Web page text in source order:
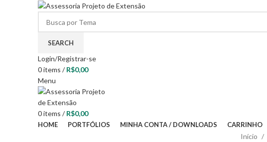
SEARCH
Login/Registrar-se
0items / R$0,00
Menu
0items / R$0,00
HOME PORTFÓLIOS MINHA CONTA / DOWNLOADS CARRINHO
Início